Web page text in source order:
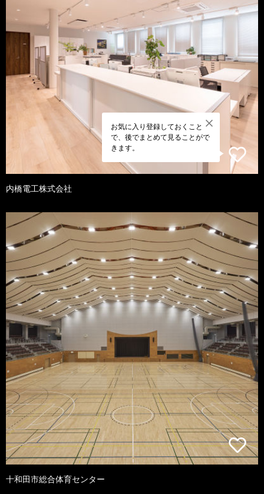
お気に入り登録しておくこと
で、後でまとめて見ることがで
きます。
内橋電工株式会社
十和田市総合体育センター